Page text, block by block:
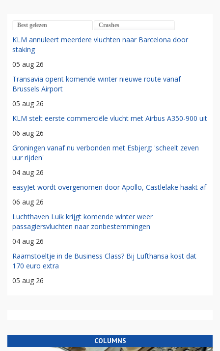
Best gelezen Crashes
KLM annuleert meerdere vluchten naar Barcelona door
staking
05 aug 26
Transavia opent komende winter nieuwe route vanaf
Brussels Airport
05 aug 26
KLM stelt eerste commerciële vlucht met Airbus A350-900 uit
06 aug 26
Groningen vanaf nu verbonden met Esbjerg: 'scheelt zeven
uur rijden'
04 aug 26
easyJet wordt overgenomen door Apollo, Castlelake haakt af
06 aug 26
Luchthaven Luik krijgt komende winter weer
passagiersvluchten naar zonbestemmingen
04 aug 26
Raamstoeltje in de Business Class? Bij Lufthansa kost dat
170 euro extra
05 aug 26
COLUMNS